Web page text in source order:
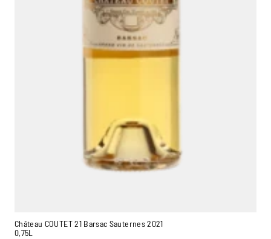
Château COUTET 21 Barsac Sauternes 2021
0,75L